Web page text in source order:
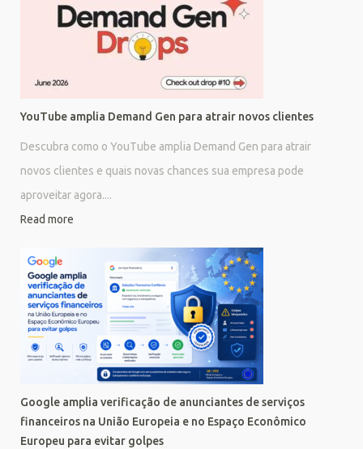
YouTube amplia Demand Gen para atrair novos clientes
Descubra como o YouTube amplia Demand Gen para atrair
novos clientes e quais novas chances sua empresa pode
aproveitar agora....
Read more
Google amplia verificação de anunciantes de serviços
financeiros na União Europeia e no Espaço Econômico
Europeu para evitar golpes